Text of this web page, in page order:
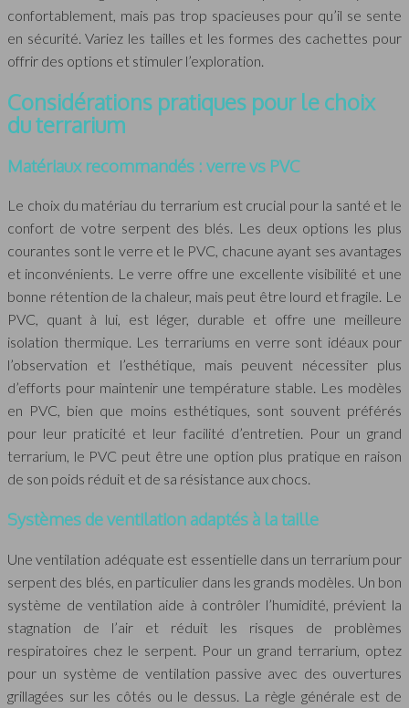
confortablement, mais pas trop spacieuses pour qu’il se sente
en sécurité. Variez les tailles et les formes des cachettes pour
offrir des options et stimuler l’exploration.
Considérations pratiques pour le choix
du terrarium
Matériaux recommandés : verre vs PVC
Le choix du matériau du terrarium est crucial pour la santé et le
confort de votre serpent des blés. Les deux options les plus
courantes sont le verre et le PVC, chacune ayant ses avantages
et inconvénients. Le verre offre une excellente visibilité et une
bonne rétention de la chaleur, mais peut être lourd et fragile. Le
PVC, quant à lui, est léger, durable et offre une meilleure
isolation thermique. Les terrariums en verre sont idéaux pour
l’observation et l’esthétique, mais peuvent nécessiter plus
d’efforts pour maintenir une température stable. Les modèles
en PVC, bien que moins esthétiques, sont souvent préférés
pour leur praticité et leur facilité d’entretien. Pour un grand
terrarium, le PVC peut être une option plus pratique en raison
de son poids réduit et de sa résistance aux chocs.
Systèmes de ventilation adaptés à la taille
Une ventilation adéquate est essentielle dans un terrarium pour
serpent des blés, en particulier dans les grands modèles. Un bon
système de ventilation aide à contrôler l’humidité, prévient la
stagnation de l’air et réduit les risques de problèmes
respiratoires chez le serpent. Pour un grand terrarium, optez
pour un système de ventilation passive avec des ouvertures
grillagées sur les côtés ou le dessus. La règle générale est de